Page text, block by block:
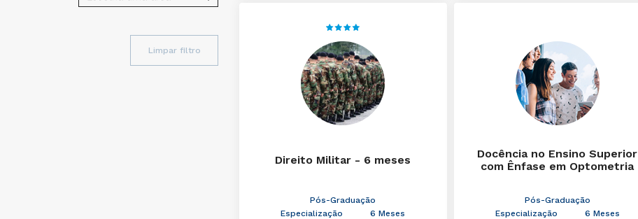
Limpar filtro
Direito Militar - 6 meses
Pós-Graduação
Especialização
6 Meses
Docência no Ensino Superior
com Ênfase em Optometria
Pós-Graduação
Especialização
6 Meses